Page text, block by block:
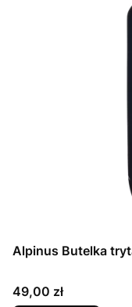
Alpinus Butelka
Cena
49,00 zł